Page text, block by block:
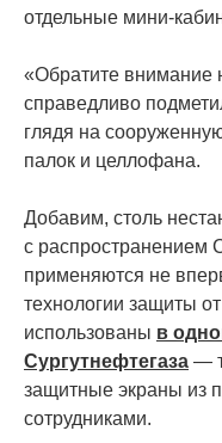
отдельные мини-
«Обратите внимание
справедливо
глядя на
палок и целлофана.
Добавим, столь
с распространением
применяются не
технологии защиты
использованы в
Сургутнефтегаза —
защитные экраны из
сотрудниками.